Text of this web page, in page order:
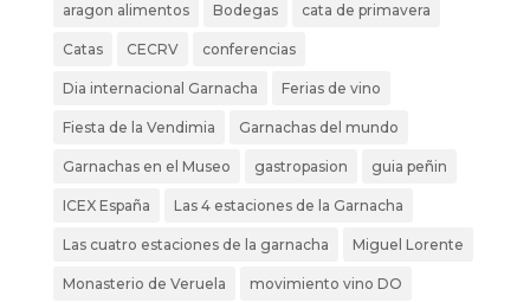
aragon alimentos Bodegas cata de primavera
Catas CECRV conferencias
Dia internacional Garnacha Ferias de vino
Fiesta de la Vendimia Garnachas del mundo
Garnachas en el Museo gastropasion guia peñin
ICEX España Las 4 estaciones de la Garnacha
Las cuatro estaciones de la garnacha Miguel Lorente
Monasterio de Veruela movimiento vino DO